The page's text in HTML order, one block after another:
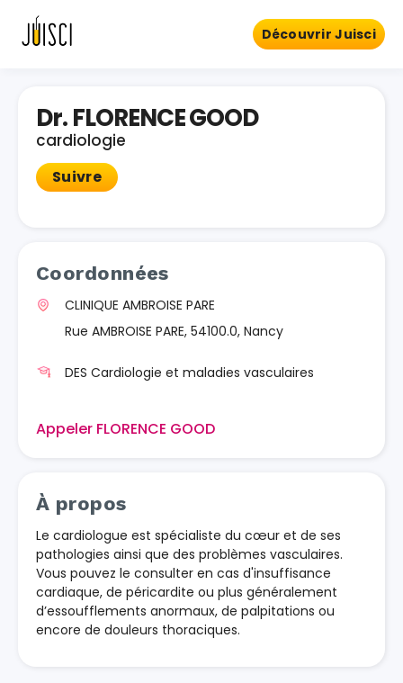
Découvrir Juisci
Dr. FLORENCE GOOD
cardiologie
Suivre
Coordonnées
CLINIQUE AMBROISE PARE
Rue AMBROISE PARE, 54100.0, Nancy
DES Cardiologie et maladies vasculaires
Appeler FLORENCE GOOD
À propos
Le cardiologue est spécialiste du cœur et de ses
pathologies ainsi que des problèmes vasculaires.
Vous pouvez le consulter en cas d'insuffisance
cardiaque, de péricardite ou plus généralement
d’essoufflements anormaux, de palpitations ou
encore de douleurs thoraciques.